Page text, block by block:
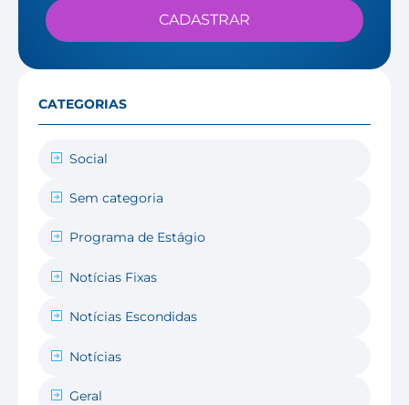
CADASTRAR
CATEGORIAS
Social
Sem categoria
Programa de Estágio
Notícias Fixas
Notícias Escondidas
Notícias
Geral